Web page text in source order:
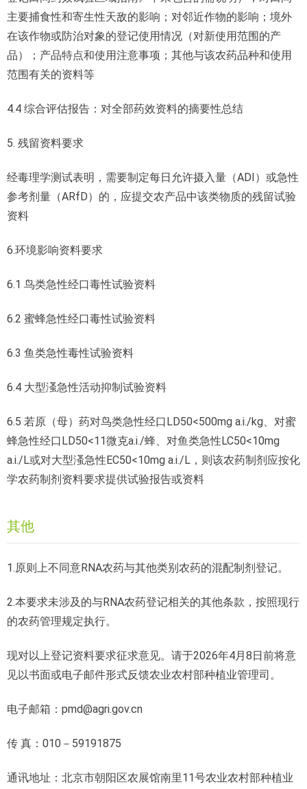
主要捕食性和寄生性天敌的影响；对邻近作物的影响；境外
在该作物或防治对象的登记使用情况（对新使用范围的产
品）；产品特点和使用注意事项；其他与该农药品种和使用
范围有关的资料等
4.4 综合评估报告：对全部药效资料的摘要性总结
5. 残留资料要求
经毒理学测试表明，需要制定每日允许摄入量（ADI）或急性
参考剂量（ARfD）的，应提交农产品中该类物质的残留试验
资料
6.环境影响资料要求
6.1 鸟类急性经口毒性试验资料
6.2 蜜蜂急性经口毒性试验资料
6.3 鱼类急性毒性试验资料
6.4 大型溞急性活动抑制试验资料
6.5 若原（母）药对鸟类急性经口LD50<500mg a.i./kg、对蜜
蜂急性经口LD50<11微克a.i./蜂、对鱼类急性LC50<10mg
a.i./L或对大型溞急性EC50<10mg a.i./L，则该农药制剂应按化
学农药制剂资料要求提供试验报告或资料
其他
1.原则上不同意RNA农药与其他类别农药的混配制剂登记。
2.本要求未涉及的与RNA农药登记相关的其他条款，按照现行
的农药管理规定执行。
现对以上登记资料要求征求意见。请于2026年4月8日前将意
见以书面或电子邮件形式反馈农业农村部种植业管理司。
电子邮箱：pmd@agri.gov.cn
传 真：010－59191875
通讯地址：北京市朝阳区农展馆南里11号农业农村部种植业